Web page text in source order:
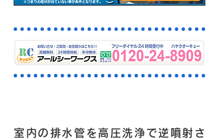
室内の排水管を高圧洗浄で逆噴射さ